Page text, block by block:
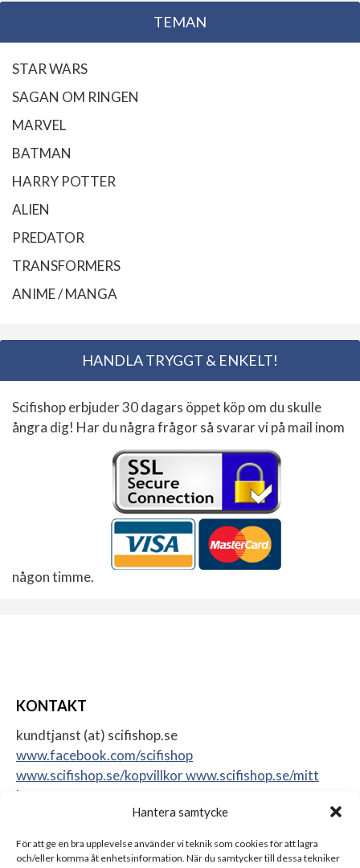
Hantera samtycke
För att ge en bra upplevelse använder vi teknik som cookies för att lagra
och/eller komma åt enhetsinformation. När du samtycker till dessa tekniker
TEMAN
STAR WARS
SAGAN OM RINGEN
MARVEL
BATMAN
HARRY POTTER
ALIEN
PREDATOR
TRANSFORMERS
ANIME / MANGA
HANDLA TRYGGT & ENKELT!
Scifishop erbjuder 30 dagars öppet köp om du skulle
ångra dig! Har du några frågor så svarar vi på mail inom
någon timme.
KONTAKT
kundtjanst (at) scifishop.se
www.facebook.com/scifishop
www.scifishop.se/kopvillkorwww.scifishop.se/mitt
konto
Sweden